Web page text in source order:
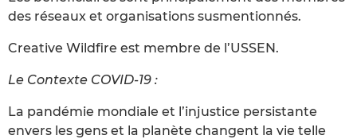
des réseaux et organisations susmentionnés.
Creative Wildfire est membre de l’USSEN.
Le Contexte COVID-19 :
La pandémie mondiale et l’injustice persistante
envers les gens et la planète changent la vie telle